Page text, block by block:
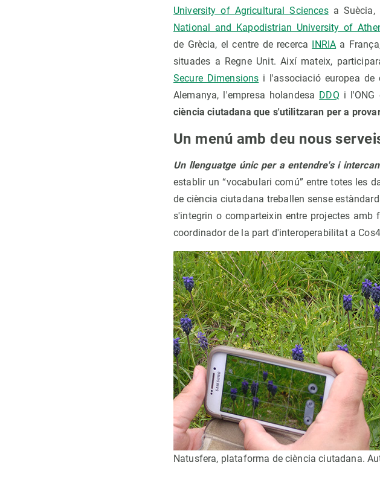
University of Agricultural Sciencesa Suècia,
National and Kapodistrian University of
de Grècia, el centre de recerca INRIA a
situades a Regne Unit. Així mateix,
Secure Dimensions i l'associació europea de
Alemanya, l'empresa holandesa DDQ i
ciència ciutadana que s'utilitzaran per a
Un menú amb deu nous
Un llenguatge únic per a entendre's i
establir un “vocabulari comú” entre totes les
de ciència ciutadana treballen sense
s'integrin o comparteixin entre projectes amb
coordinador de la part d'interoperabilitat a
Natusfera, plataforma de ciència ciutadana.